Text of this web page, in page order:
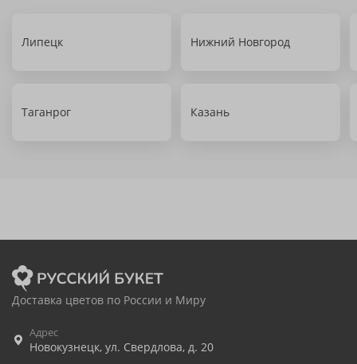
Липецк Нижний Новгород
Таганрог Казань
Доставка цветов по России и Миру
Адрес
Новокузнецк, ул. Свердлова, д. 20